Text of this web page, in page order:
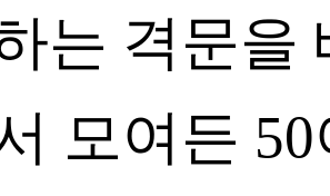
는 격문을
모여든